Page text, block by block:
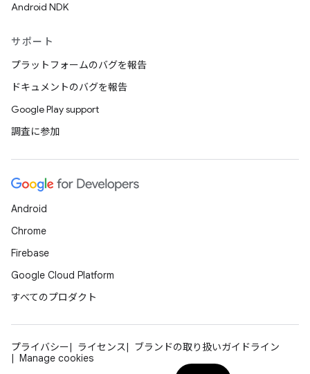
Android NDK
サポート
プラットフォームのバグを報告
ドキュメントのバグを報告
Google Play support
調査に参加
Android
Chrome
Firebase
Google Cloud Platform
すべてのプロダクト
プライバシー ライセンス
ブランドの取り扱いガイドライン
Manage cookies